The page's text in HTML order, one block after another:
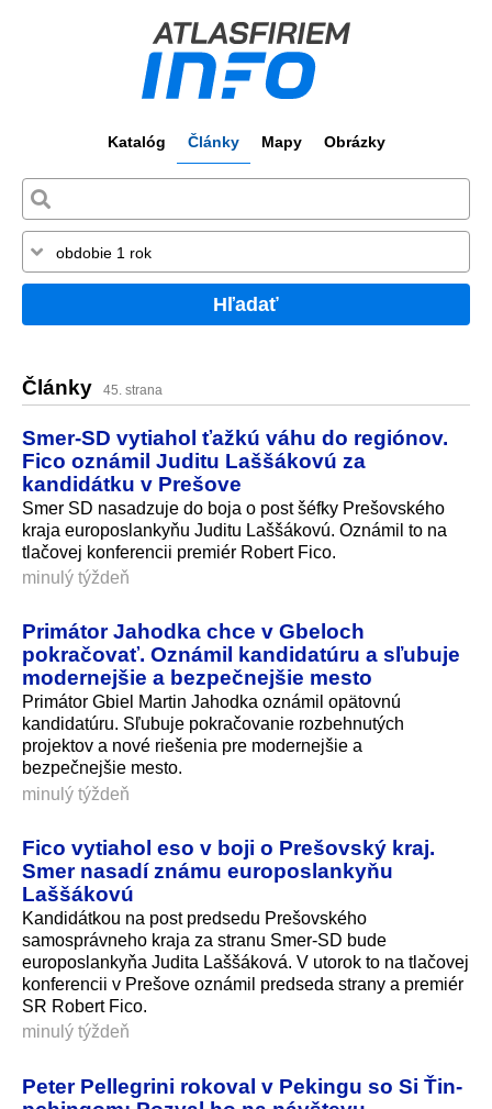
Katalóg Články Mapy Obrázky
Hľadať
Články 45. strana
Smer-SD vytiahol ťažkú váhu do regiónov.
Fico oznámil Juditu Laššákovú za
kandidátku v Prešove
Smer SD nasadzuje do boja o post šéfky Prešovského
kraja europoslankyňu Juditu Laššákovú. Oznámil to na
tlačovej konferencii premiér Robert Fico.
minulý týždeň
Primátor Jahodka chce v Gbeloch
pokračovať. Oznámil kandidatúru a sľubuje
modernejšie a bezpečnejšie mesto
Primátor Gbiel Martin Jahodka oznámil opätovnú
kandidatúru. Sľubuje pokračovanie rozbehnutých
projektov a nové riešenia pre modernejšie a
bezpečnejšie mesto.
minulý týždeň
Fico vytiahol eso v boji o Prešovský kraj.
Smer nasadí známu europoslankyňu
Laššákovú
Kandidátkou na post predsedu Prešovského
samosprávneho kraja za stranu Smer-SD bude
europoslankyňa Judita Laššáková. V utorok to na tlačovej
konferencii v Prešove oznámil predseda strany a premiér
SR Robert Fico.
minulý týždeň
Peter Pellegrini rokoval v Pekingu so Si Ťin-